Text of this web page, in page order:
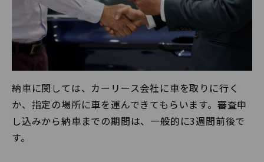
納車に関しては、カーリース会社に車を取りに行く
か、指定の場所に車を運んできてもらいます。審査申
し込みから納車までの期間は、一般的に3週間前後で
す。